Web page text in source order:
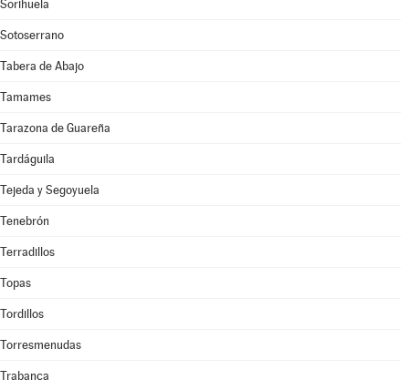
Sorihuela
Sotoserrano
Tabera de Abajo
Tamames
Tarazona de Guareña
Tardáguila
Tejeda y Segoyuela
Tenebrón
Terradillos
Topas
Tordillos
Torresmenudas
Trabanca